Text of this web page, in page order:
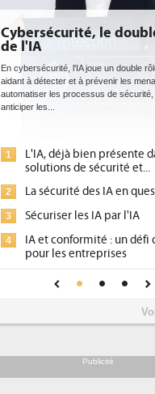
Cybersécurité, le
de l'IA
En cybersécurité, l'IA joue un double
aidant à détecter et à prévenir les
automatiser les processus de sécurité,
anticiper les...
1
L'IA, déjà bien présente
solutions de sécurité et...
2 La sécurité des IA en
3 Sécuriser les IA par l'IA
4
IA et conformité : un défi
pour les entreprises
Une IA de confiance pour
plus sûre ?
Publicité